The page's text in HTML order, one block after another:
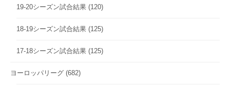
19-20シーズン試合結果 (120)
18-19シーズン試合結果 (125)
17-18シーズン試合結果 (125)
ヨーロッパリーグ (682)